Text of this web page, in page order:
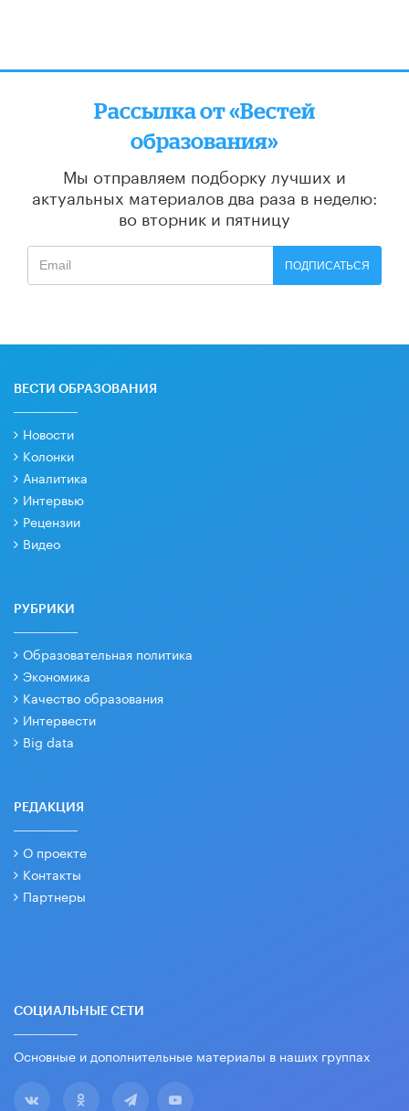
Рассылка от «Вестей
образования»
Мы отправляем подборку лучших и
актуальных материалов два раза в неделю:
во вторник и пятницу
ПОДПИСАТЬСЯ
ВЕСТИ ОБРАЗОВАНИЯ
Новости
Колонки
Аналитика
Интервью
Рецензии
Видео
РУБРИКИ
Образовательная политика
Экономика
Качество образования
Интервести
Big data
РЕДАКЦИЯ
О проекте
Контакты
Партнеры
СОЦИАЛЬНЫЕ СЕТИ
Основные и дополнительные материалы в наших группах